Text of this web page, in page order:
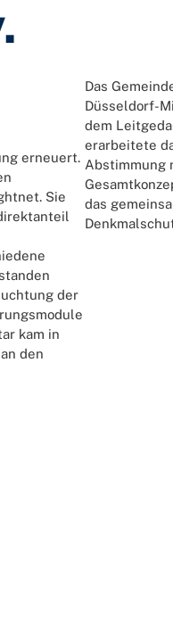
erneuert.
Sie
der
kam in
den
Das
Düsseldorf-
dem
erarbeitete
Abstimmung
das